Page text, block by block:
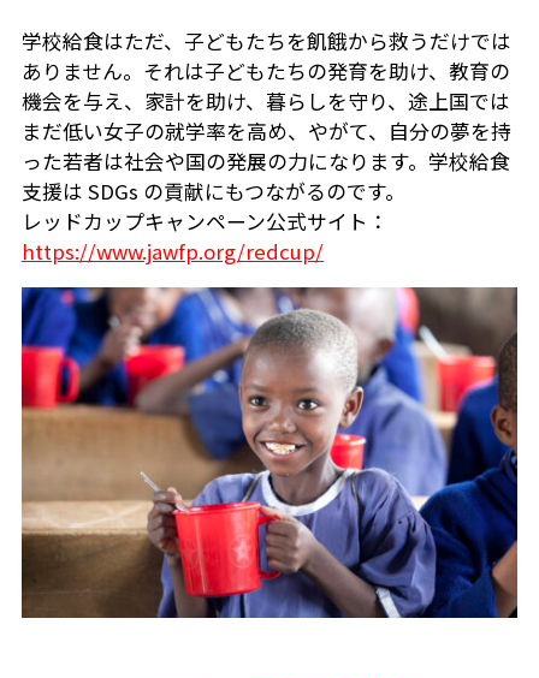
学校給食はただ、子どもたちを飢餓から救うだけでは
ありません。それは子どもたちの発育を助け、教育の
機会を与え、家計を助け、暮らしを守り、途上国では
まだ低い女子の就学率を高め、やがて、自分の夢を持
った若者は社会や国の発展の力になります。学校給食
支援は SDGs の貢献にもつながるのです。
レッドカップキャンペーン公式サイト：
https://www.jawfp.org/redcup/